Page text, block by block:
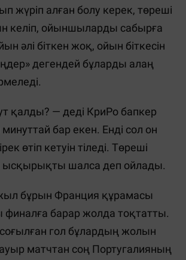
жүріп алған болу керек, төреші
келіп, ойыншыларды сабырға
әлі біткен жоқ, ойын біткесін
дегендей бұларды алаң
қалды? — деді КриРо бапкер
бар екен. Енді сол он
өтіп кетуін тіледі. Төреші
ысқырықты шалса деп ойлады.
бұрын Франция құрамасы
финалға барар жолда тоқтатты.
гол бұлардың жолын
ауыр матчтан соң Португалияның